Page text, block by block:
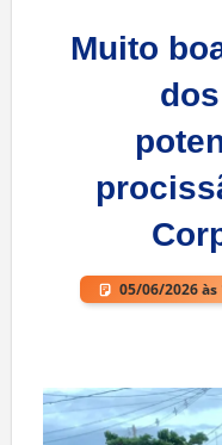
Muito
05/06/2026 às